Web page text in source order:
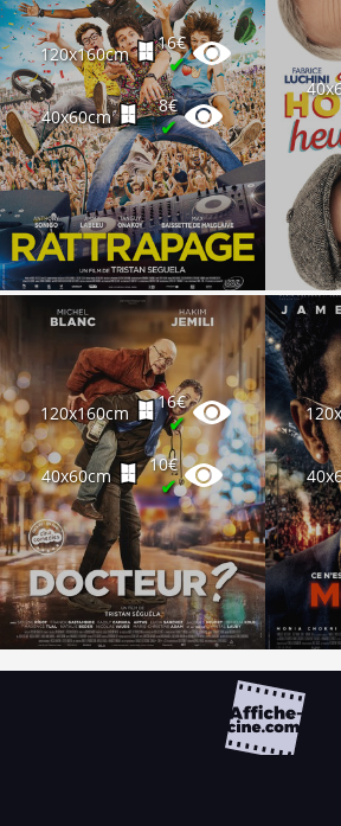
120x160cm
16€
✔
40x60cm
8€
✔
120x160cm
16€
✔
40x60cm
10€
✔